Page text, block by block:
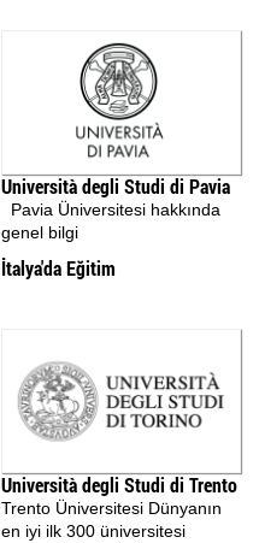
Università degli Studi di Pavia
Pavia Üniversitesi hakkında
genel bilgi
İtalya'da Eğitim
Università degli Studi di Trento
Trento Üniversitesi Dünyanın
en iyi ilk 300 üniversitesi